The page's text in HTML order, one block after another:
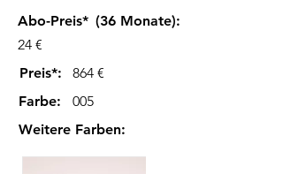
Abo-Preis* (36 Monate):
24 €
Preis*:
864 €
Farbe:
005
Weitere Farben: